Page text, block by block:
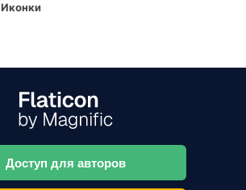
Иконки
Доступ для авторов